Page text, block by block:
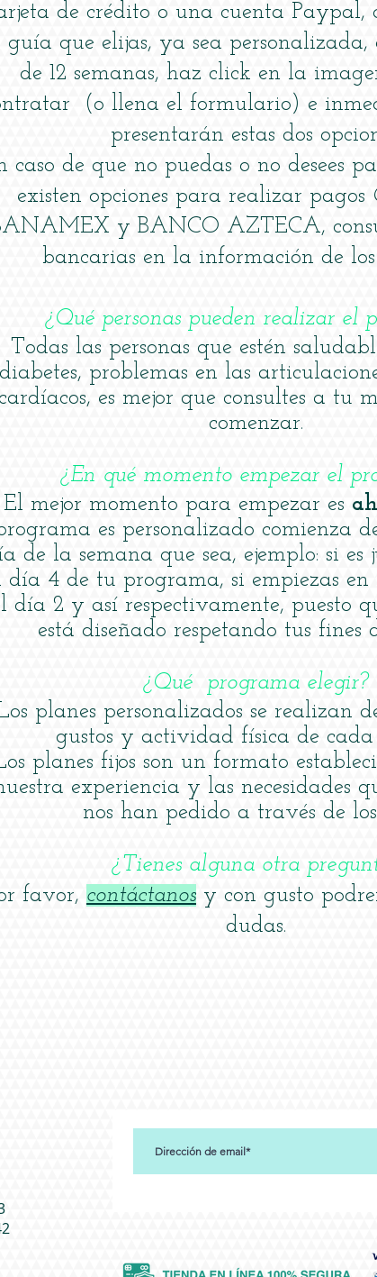
de crédito o una cuenta Paypal,
guía que elijas, ya sea
de 12 semanas, haz click en la
(o llena el formulario) e
presentarán estas dos
caso de que no puedas o no desees
existen opciones para realizar pagos
y BANCO AZTECA,
bancarias en la información de los
¿Qué personas pueden realizar el
Todas las personas que estén
diabetes, problemas en las
cardíacos, es mejor que consultes a tu
comenzar.
¿En qué momento empezar el
El mejor momento para empezar es
es personalizado comienza
de la semana que sea, ejemplo: si es
día 4 de tu programa, si empiezas en
día 2 y así respectivamente, puesto
está diseñado respetando tus fines
¿Qué programa elegir?
planes personalizados se realizan
gustos y actividad física de cada
planes fijos son un formato
experiencia y las necesidades
nos han pedido a través de los
¿Tienes alguna otra
favor, contáctanos y con gusto
dudas.